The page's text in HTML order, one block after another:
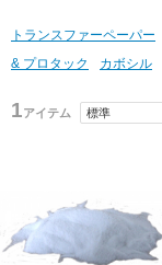
トランスファーペーパー
& プロタック
カボシル
1アイテム